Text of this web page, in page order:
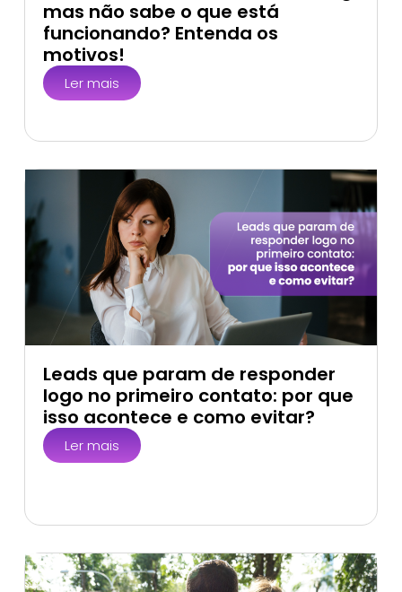
mas não sabe o que está
funcionando? Entenda os
motivos!
Ler mais
Leads que param de responder
logo no primeiro contato: por que
isso acontece e como evitar?
Ler mais